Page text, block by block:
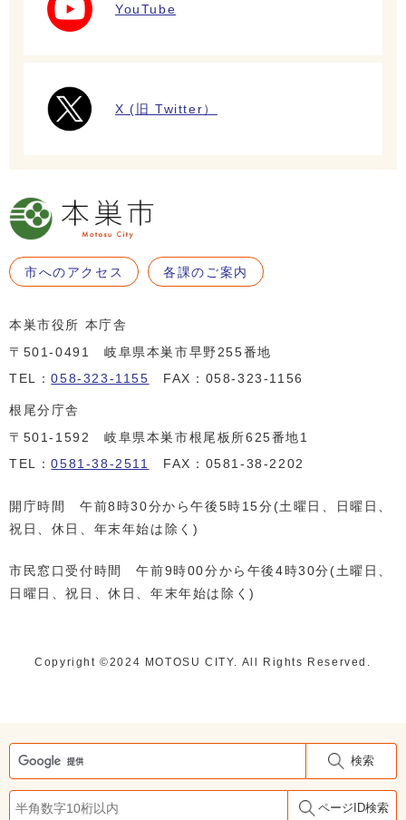
検索
ページID検索
YouTube
X (旧 Twitter）
市へのアクセス 各課のご案内
本巣市役所 本庁舎
〒501-0491 岐阜県本巣市早野255番地
TEL：058-323-1155 FAX：058-323-1156
根尾分庁舎
〒501-1592 岐阜県本巣市根尾板所625番地1
TEL：0581-38-2511 FAX：0581-38-2202
開庁時間 午前8時30分から午後5時15分(土曜日、日曜日、
祝日、休日、年末年始は除く)
市民窓口受付時間 午前9時00分から午後4時30分(土曜日、
日曜日、祝日、休日、年末年始は除く)
Copyright ©️2024 MOTOSU CITY. All Rights Reserved.